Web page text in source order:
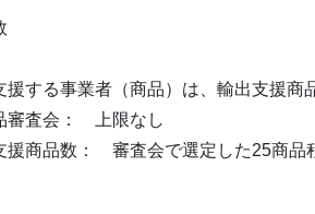
集事
る事業者（商品）は、輸出支援商品
査会： 上限なし
商品数： 審査会で選定した25商品